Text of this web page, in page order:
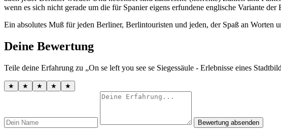
wenn es sich nicht gerade um die für Spanier eigens erfundene englische Variante der
Ein absolutes Muß für jeden Berliner, Berlintouristen und jeden, der Spaß an Worten
Deine Bewertung
Teile deine Erfahrung zu „On se left you see se Siegessäule - Erlebnisse eines
★ ★ ★ ★ ★
Bewertung absenden